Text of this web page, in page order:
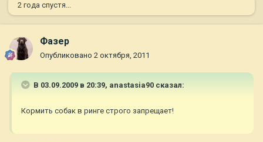
2 года спустя...
Фазер
Опубликовано 2 октября, 2011
В 03.09.2009 в 20:39, anastasia90 сказал:
Кормить собак в ринге строго запрещает!